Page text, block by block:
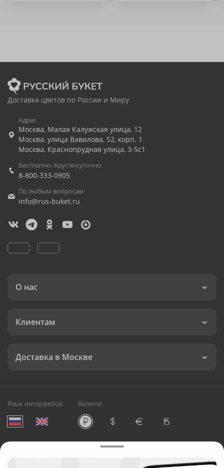
Доставка цветов по России и Миру
Адрес
Москва, Малая Калужская улица, 12
Москва, улица Вавилова, 52, корп. 1
Москва, Краснопрудная улица, 3-5с1
Бесплатно. Круглосуточно
8-800-333-0905
По любым вопросам
info@rus-buket.ru
О нас
Клиентам
Доставка в Москве
Язык интерфейса: Валюта:
Служба круглосуточной доставки цветов в Москве
Русский Букет, 2026